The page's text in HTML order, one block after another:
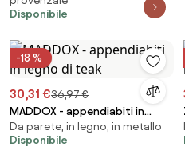
in ferro verniciato cm 43x 38 x
180 h
Disponibile
-18 %
30,31 €36,97 €
MADDOX - appendiabiti in
legno di teak
Da parete, in legno, in metallo
Disponibile